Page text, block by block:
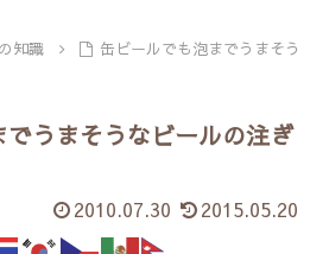
知識
缶ビールでも泡までうまそう
うまそうなビールの注ぎ
2010.07.30 2015.05.20